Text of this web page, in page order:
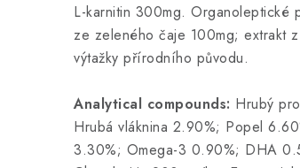
L-karnitin 300mg. Organoleptické
ze zeleného čaje 100mg; extrakt
výtažky přírodního původu.
Analytical compounds: Hrubý
Hrubá vláknina 2.90%; Popel
3.30%; Omega-3 0.90%; DHA